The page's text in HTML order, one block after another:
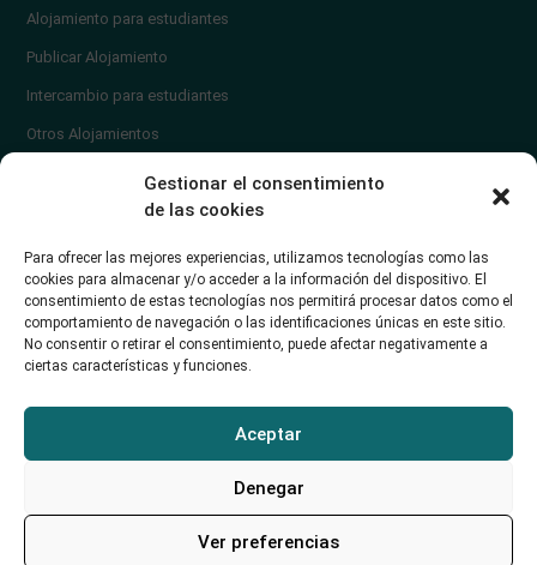
Gestionar el consentimiento
de las cookies
Para ofrecer las mejores experiencias, utilizamos tecnologías como las
cookies para almacenar y/o acceder a la información del dispositivo. El
consentimiento de estas tecnologías nos permitirá procesar datos como el
comportamiento de navegación o las identificaciones únicas en este sitio.
No consentir o retirar el consentimiento, puede afectar negativamente a
ciertas características y funciones.
Aceptar
Denegar
Ver preferencias
Alojamiento para estudiantes
Publicar Alojamiento
Intercambio para estudiantes
Otros Alojamientos
¿Cómo publicar un anuncio?
Contacto
soporte@alojamientounican.es
Alojamiento Universidad de Cantabria Copyright © 2023​